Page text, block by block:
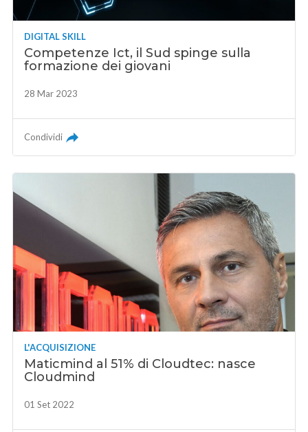
DIGITAL SKILL
Competenze Ict, il Sud spinge sulla
formazione dei giovani
28 Mar 2023
Condividi
L'ACQUISIZIONE
Maticmind al 51% di Cloudtec: nasce
Cloudmind
01 Set 2022